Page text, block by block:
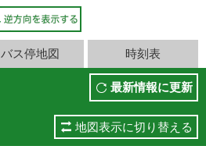
バス停地図 時刻表
最新情報に更新
地図表示に切り替える